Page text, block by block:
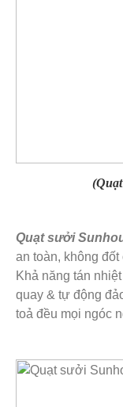
Quạt sưởi
an toàn, không
Khả năng tán
quay & tự động
toả đều mọi ngóc